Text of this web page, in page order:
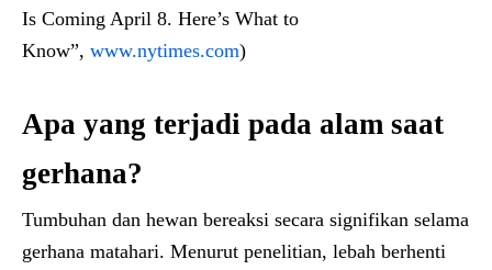
Is Coming April 8. Here’s What to
Know”, www.nytimes.com)
Apa yang terjadi pada alam saat
gerhana?
Tumbuhan dan hewan bereaksi secara signifikan selama
gerhana matahari. Menurut penelitian, lebah berhenti